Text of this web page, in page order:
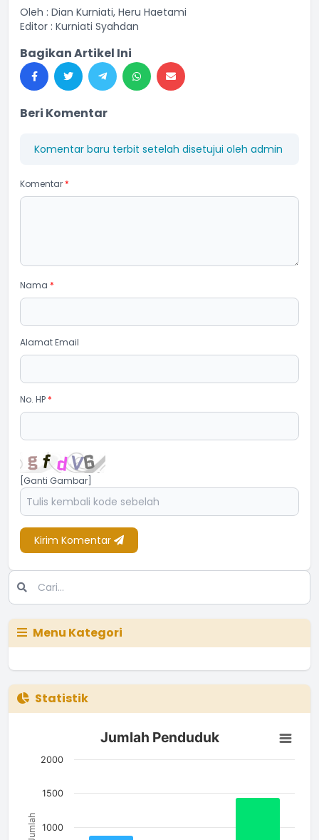
Oleh : Dian Kurniati, Heru Haetami
Editor : Kurniati Syahdan
Bagikan Artikel Ini
Beri Komentar
Komentar baru terbit setelah disetujui oleh admin
Komentar *
Nama *
Alamat Email
No. HP *
[Ganti Gambar]
Kirim Komentar
Menu Kategori
Statistik
Jumlah Penduduk
Bar chart with 3 bars.
The chart has 1 X axis displaying categories.
Jumlah
Jumlah Penduduk
1000
1500
2000